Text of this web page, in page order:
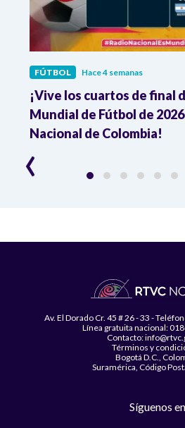
FÚTBOL Hace 4 semanas
¡Vive los cuartos de final
Mundial de Fútbol de
Nacional de Colombia!
‹
Av. El Dorado Cr. 45 # 26 - 33 -
Línea gratuita nacional:
Contacto:
Términos y
Bogotá D.C.,
Suramérica, Código
Síguenos en